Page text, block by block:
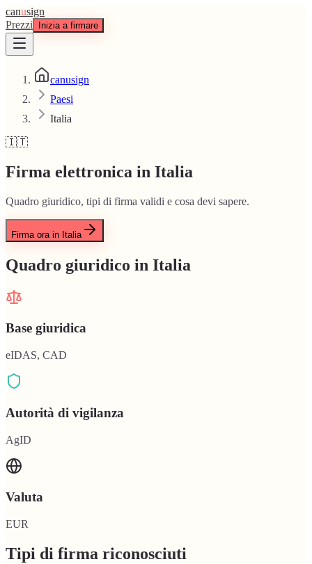
canusign
Prezzi
Inizia a firmare
canusign
Paesi
Italia
🇮🇹
Firma elettronica in Italia
Quadro giuridico, tipi di firma validi e cosa devi sapere.
Firma ora in Italia
Quadro giuridico in Italia
Base giuridica
eIDAS, CAD
Autorità di vigilanza
AgID
Valuta
EUR
Tipi di firma riconosciuti